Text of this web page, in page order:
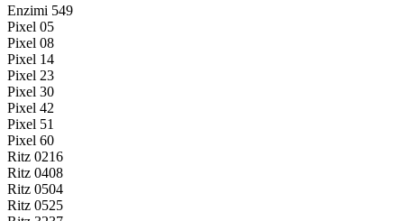
Enzimi 549
Pixel 05
Pixel 08
Pixel 14
Pixel 23
Pixel 30
Pixel 42
Pixel 51
Pixel 60
Ritz 0216
Ritz 0408
Ritz 0504
Ritz 0525